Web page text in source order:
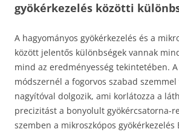
gyökérkezelés közötti
A hagyományos gyökérkezelés és a
között jelentős különbségek vannak
mind az eredményesség tekintetében.
módszernél a fogorvos szabad szemmel
nagyítóval dolgozik, ami korlátozza a
precizitást a bonyolult gyökércsatorna-
szemben a mikroszkópos gyökérkezelés